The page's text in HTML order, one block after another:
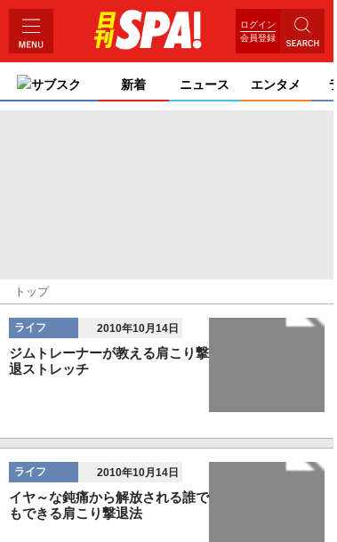
ログイン
会員登録
サブスク 新着 ニュース エンタメ
トップ
ライフ 2010年10月14日
ジムトレーナーが教える肩こり撃
退ストレッチ
ライフ 2010年10月14日
イヤ～な鈍痛から解放される誰で
もできる肩こり撃退法